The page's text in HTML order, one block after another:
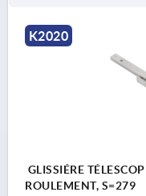
K2020
GLISSIÉRE
ROULEMENT, S=279